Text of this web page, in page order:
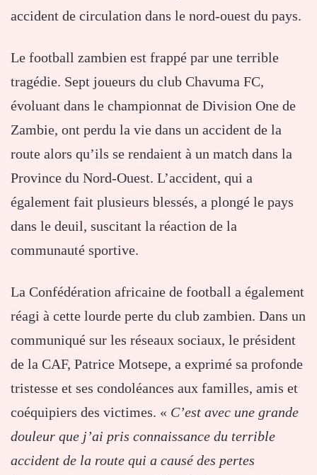
accident de circulation dans le nord-ouest du pays.
Le football zambien est frappé par une terrible
tragédie. Sept joueurs du club Chavuma FC,
évoluant dans le championnat de Division One de
Zambie, ont perdu la vie dans un accident de la
route alors qu’ils se rendaient à un match dans la
Province du Nord-Ouest. L’accident, qui a
également fait plusieurs blessés, a plongé le pays
dans le deuil, suscitant la réaction de la
communauté sportive.
La Confédération africaine de football a également
réagi à cette lourde perte du club zambien. Dans un
communiqué sur les réseaux sociaux, le président
de la CAF, Patrice Motsepe, a exprimé sa profonde
tristesse et ses condoléances aux familles, amis et
coéquipiers des victimes. « C’est avec une grande
douleur que j’ai pris connaissance du terrible
accident de la route qui a causé des pertes